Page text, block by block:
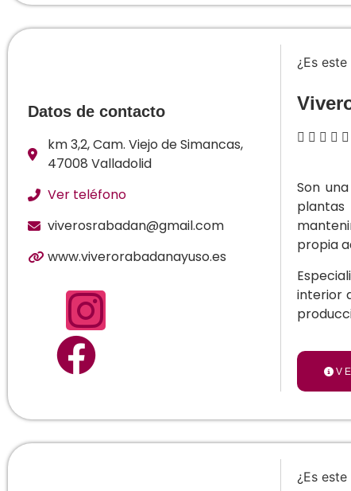
Datos de contacto
km 3,2, Cam. Viejo de Simancas,
47008 Valladolid
Ver teléfono
viverosrabadan@gmail.com
www.viverorabadanayuso.es
¿Es
    
Son
propia
interior
¿Es